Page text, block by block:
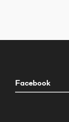
Facebook